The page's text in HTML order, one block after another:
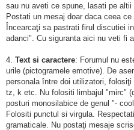
sau nu aveti ce spune, lasati pe altii
Postati un mesaj doar daca ceea
Încearcaţi sa pastrati firul discutiei
adanci". Cu siguranta aici nu veti fi
4. Text si caractere: Forumul nu
urile (pictogramele emotive). De
personala între doi utilizatori,
tz, k etc. Nu folositi limbajul "mirc"
posturi monosilabice de genul "-
Folositi punctul si virgula.
gramaticale. Nu postaţi mesaje